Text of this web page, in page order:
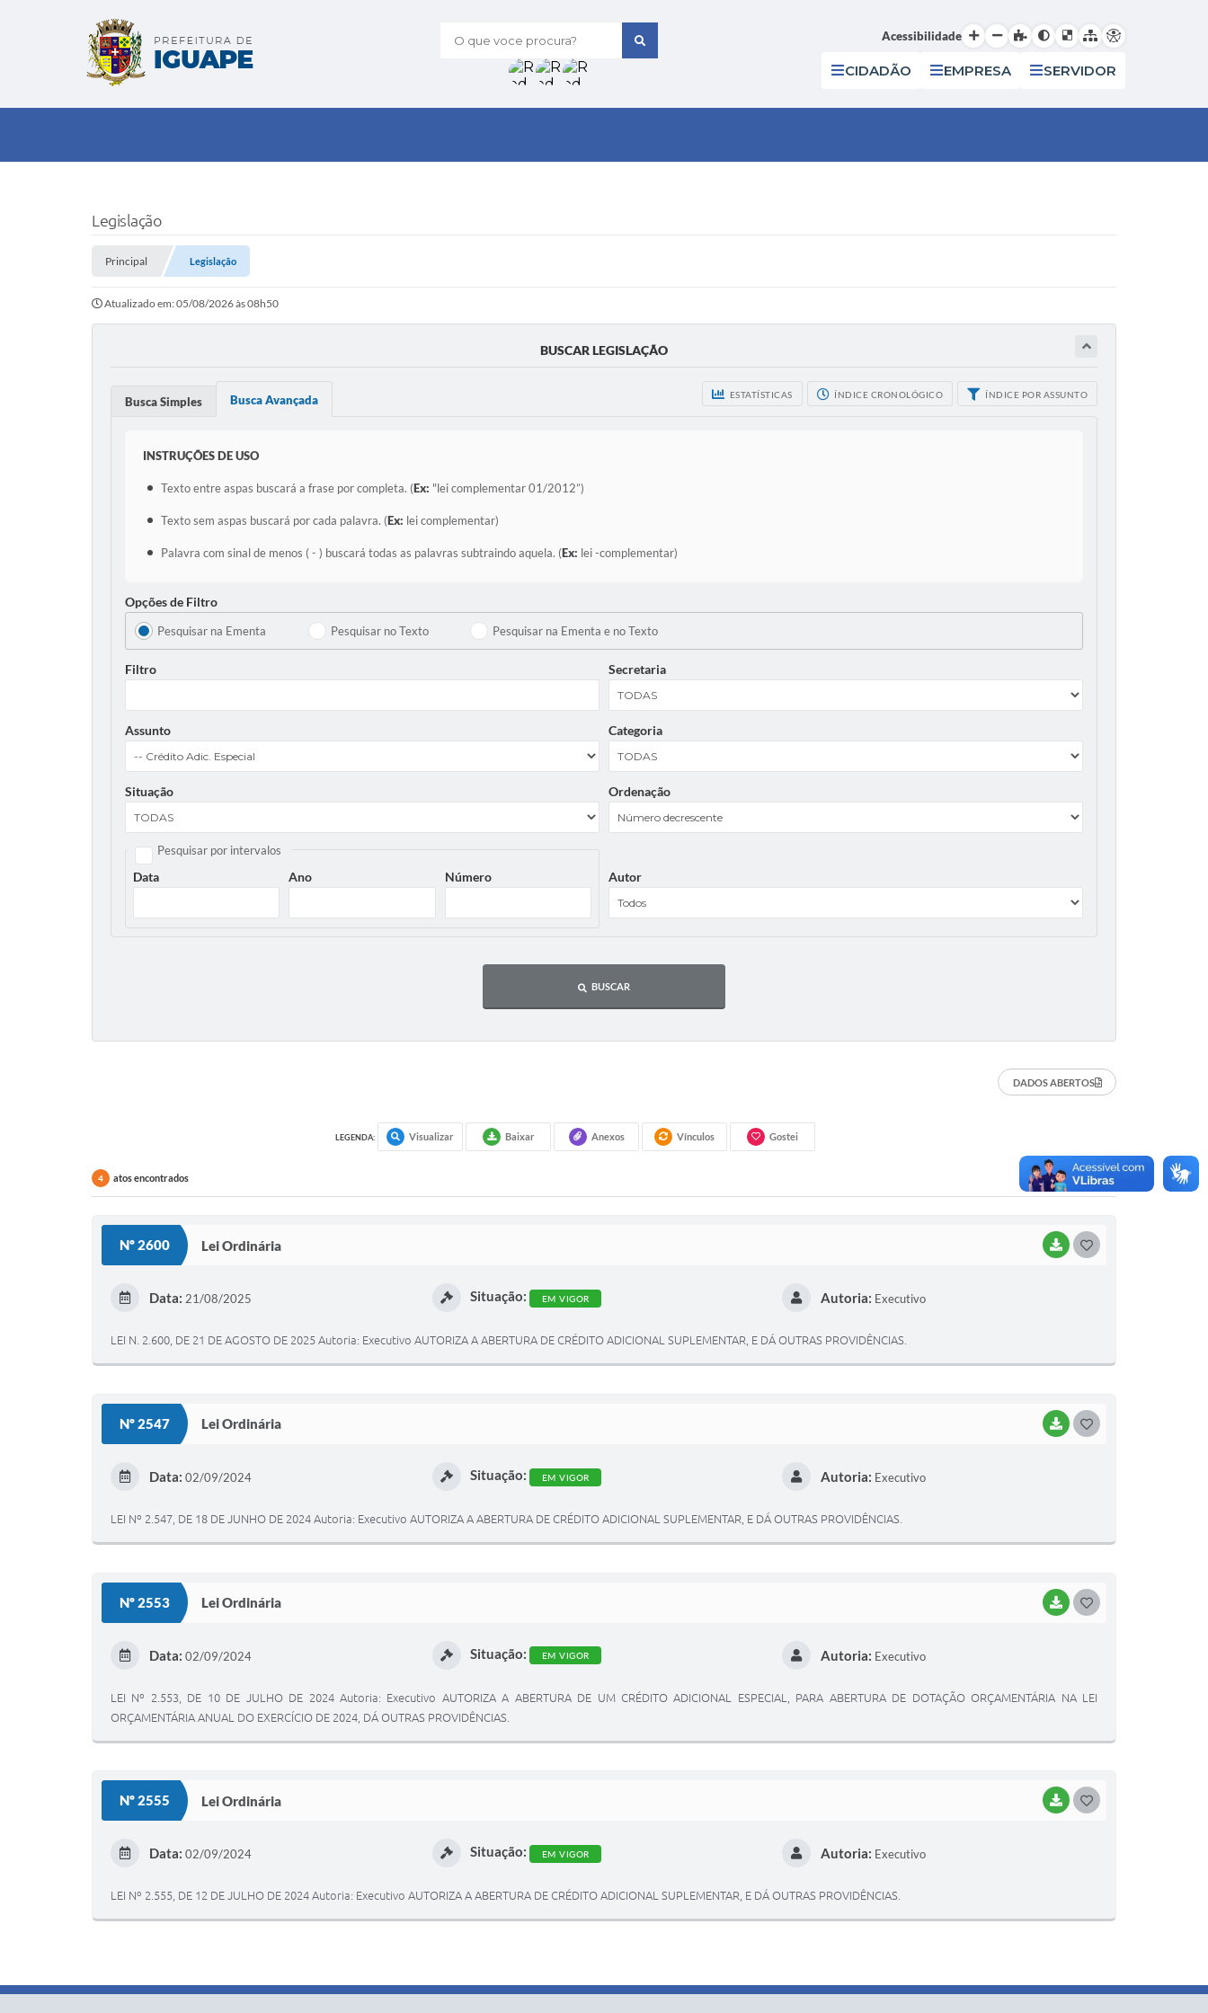
O que voce procura? Acessibilidade
CIDADÃO EMPRESA SERVIDOR
Legislação
Principal Legislação
Atualizado em: 05/08/2026 às 08h50
BUSCAR LEGISLAÇÃO
ESTATÍSTICAS ÍNDICE CRONOLÓGICO ÍNDICE POR ASSUNTO
Busca Simples Busca Avançada
INSTRUÇÕES DE USO
Texto entre aspas buscará a frase por completa. (Ex: "lei complementar 01/2012”)
Texto sem aspas buscará por cada palavra. (Ex: lei complementar)
Palavra com sinal de menos ( - ) buscará todas as palavras subtraindo aquela. (Ex: lei -complementar)
Opções de Filtro
Pesquisar na Ementa Pesquisar no Texto Pesquisar na Ementa e no Texto
Filtro Secretaria
Assunto Categoria
Situação Ordenação
Pesquisar por intervalos
Data Ano Número Autor
BUSCAR
DADOS ABERTOS
LEGENDA: Visualizar Baixar Anexos Vínculos Gostei
4 atos encontrados
Nº 2600 Lei Ordinária BAIXAR
Data: 21/08/2025 Situação: EM VIGOR Autoria: Executivo
LEI N. 2.600, DE 21 DE AGOSTO DE 2025 Autoria: Executivo AUTORIZA A ABERTURA DE CRÉDITO ADICIONAL SUPLEMENTAR, E DÁ OUTRAS PROVIDÊNCIAS.
Nº 2547 Lei Ordinária BAIXAR
Data: 02/09/2024 Situação: EM VIGOR Autoria: Executivo
LEI Nº 2.547, DE 18 DE JUNHO DE 2024 Autoria: Executivo AUTORIZA A ABERTURA DE CRÉDITO ADICIONAL SUPLEMENTAR, E DÁ OUTRAS PROVIDÊNCIAS.
Nº 2553 Lei Ordinária BAIXAR
I
Data: 02/09/2024 Situação: EM VIGOR Autoria: Executivo
LEI Nº 2.553, DE 10 DE JULHO DE 2024 Autoria: Executivo AUTORIZA A ABERTURA DE UM CRÉDITO ADICIONAL ESPECIAL, PARA ABERTURA DE DOTAÇÃO ORÇAMENTÁRIA NA LEI
ORÇAMENTÁRIA ANUAL DO EXERCÍCIO DE 2024, DÁ OUTRAS PROVIDÊNCIAS.
Nº 2555 Lei Ordinária BAIXAR
Data: 02/09/2024 Situação: EM VIGOR Autoria: Executivo
LEI Nº 2.555, DE 12 DE JULHO DE 2024 Autoria: Executivo AUTORIZA A ABERTURA DE CRÉDITO ADICIONAL SUPLEMENTAR, E DÁ OUTRAS PROVIDÊNCIAS.